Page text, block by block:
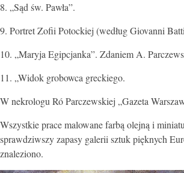
8. „Sąd św. Pawła”.
9. Portret Zofii Potockiej (według Giovanni
10. „Maryja Egipcjanka”. Zdaniem A.
11. „Widok grobowca greckiego.
W nekrologu Ró Parczewskiej „Gazeta
Wszystkie prace malowane farbą olejną i
sprawdziwszy zapasy galerii sztuk pięknych
znaleziono.